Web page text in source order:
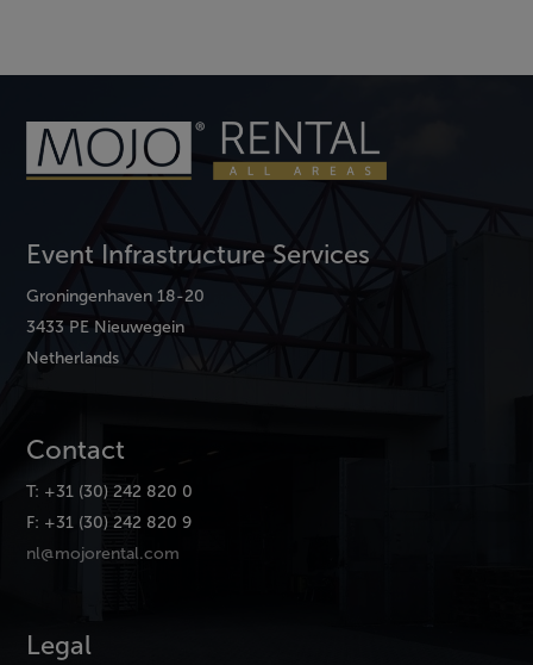
Event Infrastructure Services
Groningenhaven 18-20
3433 PE Nieuwegein
Netherlands
Contact
T: +31 (30) 242 820 0
F: +31 (30) 242 820 9
nl@mojorental.com
Legal